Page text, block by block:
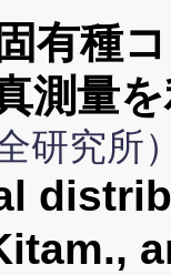
有種
測量
研究所